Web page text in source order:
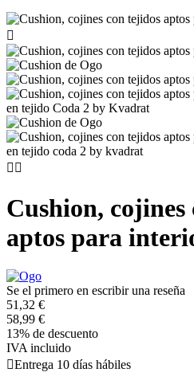

 
Cushion, cojines
aptos para
Se el primero en escribir una reseña
51,32 €
58,99 €
13% de descuento
IVA incluido
Entrega 10 días hábiles